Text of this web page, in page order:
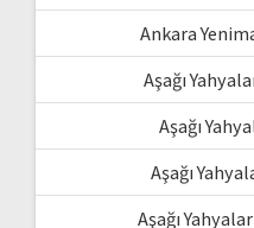
Ankara
Aşağı
Aşağı
Aşağı
Aşağı